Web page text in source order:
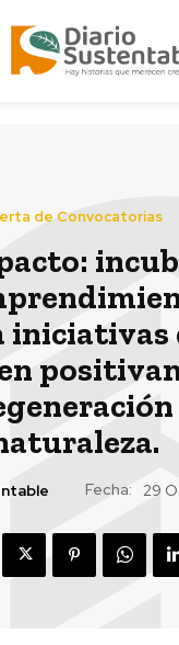
de Convocatorias
iniciativas
Fecha: 29